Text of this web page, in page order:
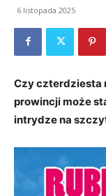
6 listopada 2025
Czy czterdziesta
prowincji może
intrydze na